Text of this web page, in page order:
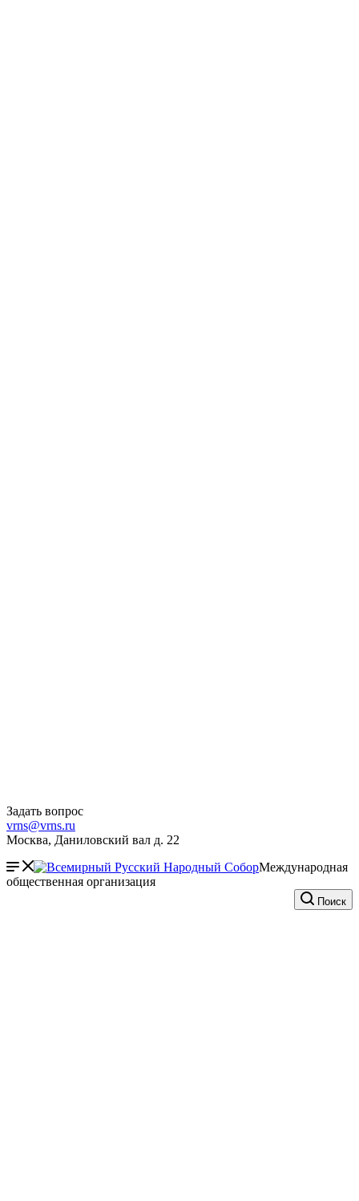
Задать вопрос
vrns@vrns.ru
Москва, Даниловский вал д. 22
Международная
общественная организация
Поиск